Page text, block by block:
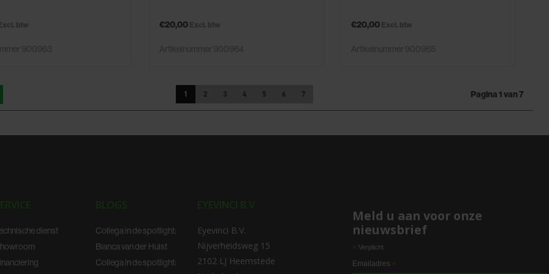
btw
900963
€20,00 Excl. btw
Artikelnummer 900964
€20,00 Excl. btw
Artikelnummer 900965
1 2 3 4 5 6 7 Pagina 1 van 7
dienst
BLOGS
Collega in de spotlight:
Bianca van der Hulst
Collega in de spotlight:
EYEVINCI B.V.
Eyevinci B.V.
Nijverheidsweg 15
2102 LJ Heemstede
Meld u aan voor onze
nieuwsbrief
* Verplicht
Emailadres *